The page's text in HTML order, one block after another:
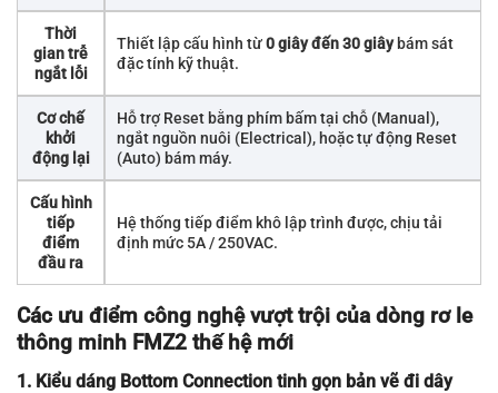
Thời
gian trễ
ngắt lỗi
Thiết lập cấu hình từ0 giây đến 30 giâybám sát
đặc tính kỹ thuật.
Cơ chế
khởi
động lại
Hỗ trợ Reset bằng phím bấm tại chỗ (Manual),
ngắt nguồn nuôi (Electrical), hoặc tự động Reset
(Auto) bám máy.
Cấu hình
tiếp
điểm
đầu ra
Hệ thống tiếp điểm khô lập trình được, chịu tải
định mức 5A / 250VAC.
Các ưu điểm công nghệ vượt trội của dòng rơ le
thông minh FMZ2 thế hệ mới
1. Kiểu dáng Bottom Connection tinh gọn bản vẽ đi dây